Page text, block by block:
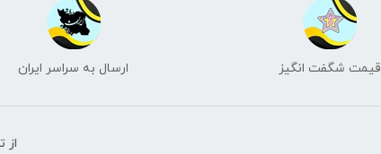
قیمت شگفت انگیز ارسال به سراسر ایران
از